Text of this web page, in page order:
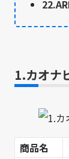
1.カオナ
商品名